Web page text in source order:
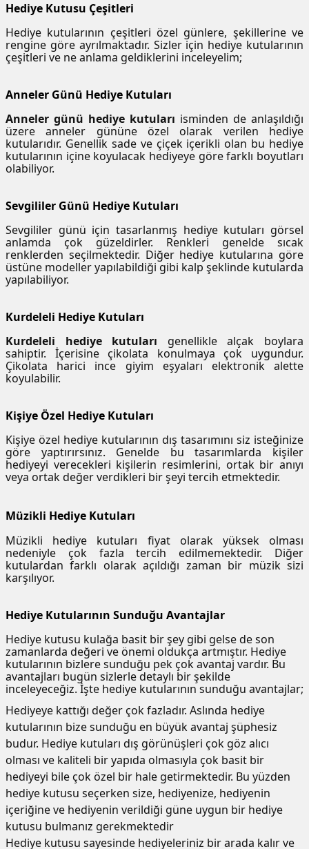
Hediye Kutusu Çeşitleri
Hediye kutularının çeşitleri özel günlere, şekillerine ve
rengine göre ayrılmaktadır. Sizler için hediye kutularının
çeşitleri ve ne anlama geldiklerini inceleyelim;
Anneler Günü Hediye Kutuları
Anneler günü hediye kutuları isminden de anlaşıldığı
üzere anneler gününe özel olarak verilen hediye
kutularıdır. Genellik sade ve çiçek içerikli olan bu hediye
kutularının içine koyulacak hediyeye göre farklı boyutları
olabiliyor.
Sevgililer Günü Hediye Kutuları
Sevgililer günü için tasarlanmış hediye kutuları görsel
anlamda çok güzeldirler. Renkleri genelde sıcak
renklerden seçilmektedir. Diğer hediye kutularına göre
üstüne modeller yapılabildiği gibi kalp şeklinde kutularda
yapılabiliyor.
Kurdeleli Hediye Kutuları
Kurdeleli hediye kutuları
genellikle alçak boylara
sahiptir. İçerisine çikolata konulmaya çok uygundur.
Çikolata harici ince giyim eşyaları elektronik alette
koyulabilir.
Kişiye Özel Hediye Kutuları
Kişiye özel hediye kutularının dış tasarımını siz isteğinize
göre yaptırırsınız. Genelde bu tasarımlarda kişiler
hediyeyi verecekleri kişilerin resimlerini, ortak bir anıyı
veya ortak değer verdikleri bir şeyi tercih etmektedir.
Müzikli Hediye Kutuları
Müzikli hediye kutuları fiyat olarak yüksek olması
nedeniyle çok fazla tercih edilmemektedir. Diğer
kutulardan farklı olarak açıldığı zaman bir müzik sizi
karşılıyor.
Hediye Kutularının Sunduğu Avantajlar
Hediye kutusu kulağa basit bir şey gibi gelse de son
zamanlarda değeri ve önemi oldukça artmıştır. Hediye
kutularının bizlere sunduğu pek çok avantaj vardır. Bu
avantajları bugün sizlerle detaylı bir şekilde
inceleyeceğiz. İşte hediye kutularının sunduğu avantajlar;
Hediyeye kattığı değer çok fazladır. Aslında hediye
kutularının bize sunduğu en büyük avantaj şüphesiz
budur. Hediye kutuları dış görünüşleri çok göz alıcı
olması ve kaliteli bir yapıda olmasıyla çok basit bir
hediyeyi bile çok özel bir hale getirmektedir. Bu yüzden
hediye kutusu seçerken size, hediyenize, hediyenin
içeriğine ve hediyenin verildiği güne uygun bir hediye
kutusu bulmanız gerekmektedir
Hediye kutusu sayesinde hediyeleriniz bir arada kalır ve